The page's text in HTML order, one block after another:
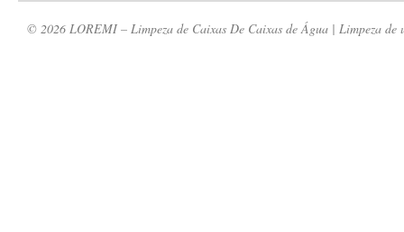
© 2026 LOREMI – Limpeza de Caixas De Caixas de Água | Limpeza